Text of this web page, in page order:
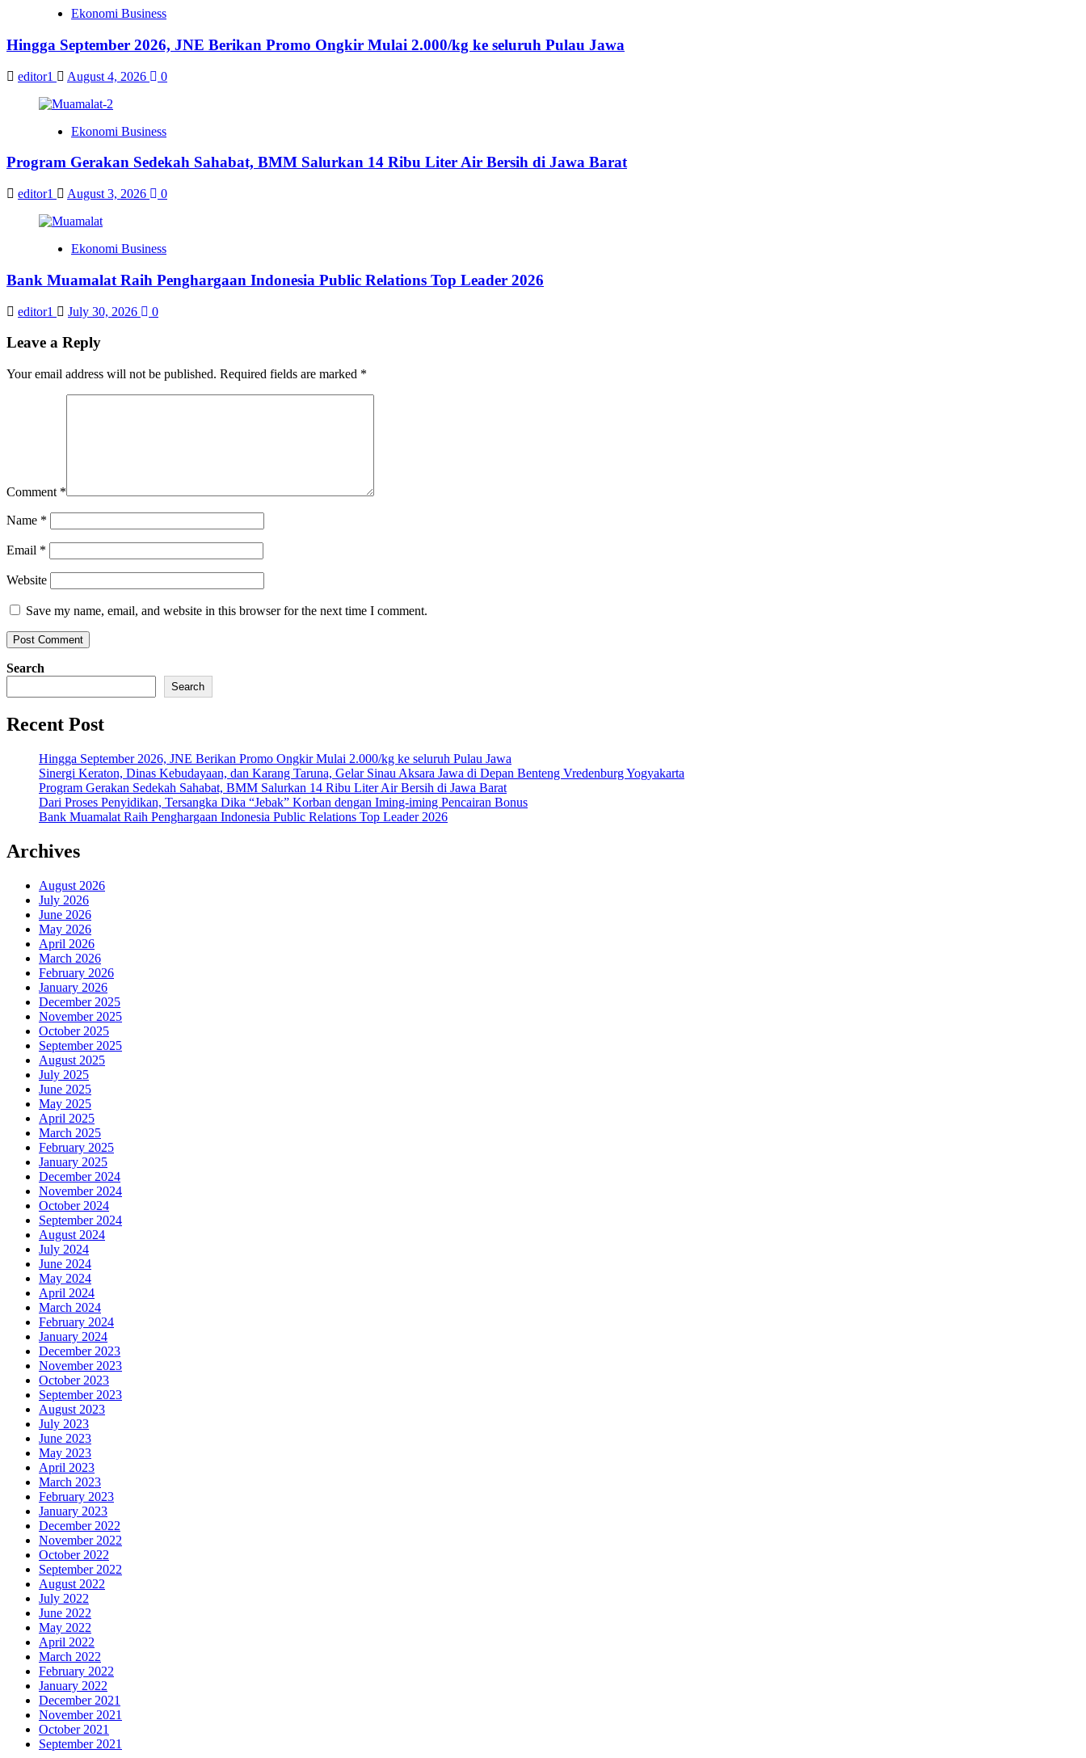
Ekonomi Business
Hingga September 2026, JNE Berikan Promo Ongkir Mulai 2.000/kg ke seluruh Pulau Jawa
editor1 August 4, 2026 0
Ekonomi Business
Program Gerakan Sedekah Sahabat, BMM Salurkan 14 Ribu Liter Air Bersih di Jawa Barat
editor1 August 3, 2026 0
Ekonomi Business
Bank Muamalat Raih Penghargaan Indonesia Public Relations Top Leader 2026
editor1 July 30, 2026 0
Leave a Reply
Your email address will not be published. Required fields are marked *
Comment *
Name *
Email *
Website
Save my name, email, and website in this browser for the next time I comment.
Search
Search
Recent Post
Hingga September 2026, JNE Berikan Promo Ongkir Mulai 2.000/kg ke seluruh Pulau Jawa
Sinergi Keraton, Dinas Kebudayaan, dan Karang Taruna, Gelar Sinau Aksara Jawa di Depan Benteng Vredenburg Yogyakarta
Program Gerakan Sedekah Sahabat, BMM Salurkan 14 Ribu Liter Air Bersih di Jawa Barat
Dari Proses Penyidikan, Tersangka Dika “Jebak” Korban dengan Iming-iming Pencairan Bonus
Bank Muamalat Raih Penghargaan Indonesia Public Relations Top Leader 2026
Archives
August 2026
July 2026
June 2026
May 2026
April 2026
March 2026
February 2026
January 2026
December 2025
November 2025
October 2025
September 2025
August 2025
July 2025
June 2025
May 2025
April 2025
March 2025
February 2025
January 2025
December 2024
November 2024
October 2024
September 2024
August 2024
July 2024
June 2024
May 2024
April 2024
March 2024
February 2024
January 2024
December 2023
November 2023
October 2023
September 2023
August 2023
July 2023
June 2023
May 2023
April 2023
March 2023
February 2023
January 2023
December 2022
November 2022
October 2022
September 2022
August 2022
July 2022
June 2022
May 2022
April 2022
March 2022
February 2022
January 2022
December 2021
November 2021
October 2021
September 2021